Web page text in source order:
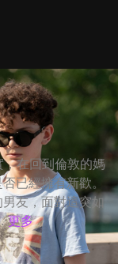
在回到倫敦的媽
已經擁有新歡。
友，面對這突如
更多